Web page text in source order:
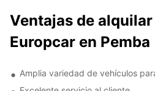
Ventajas de
Europcar en Pemba
Amplia variedad de vehículos